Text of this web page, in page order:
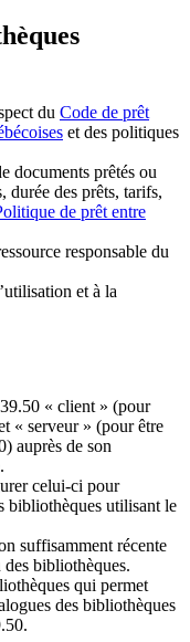
du Code de prêt
et des politiques
documents prêtés ou
durée des prêts, tarifs,
de prêt entre
responsable du
’utilisation et à la
« client » (pour
« serveur » (pour être
auprès de son
celui-ci pour
bibliothèques utilisant le
suffisamment récente
bibliothèques.
qui permet
des bibliothèques